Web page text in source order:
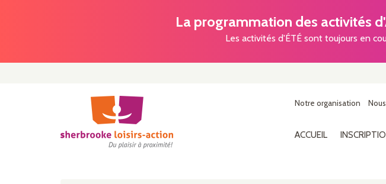
La programmation des activités
Les activités d'ÉTÉ sont toujours en
Notre organisation
ACCUEIL